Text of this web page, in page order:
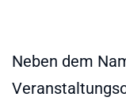
Neben dem